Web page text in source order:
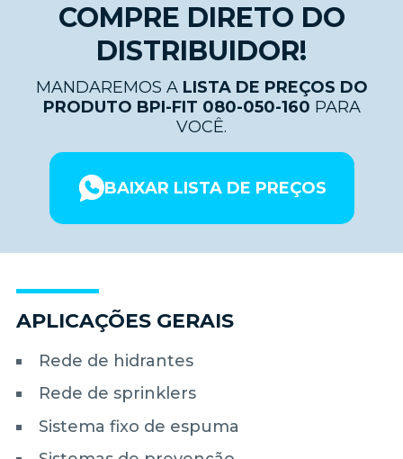
COMPRE DIRETO DO
DISTRIBUIDOR!
MANDAREMOS A LISTA DE PREÇOS DO
PRODUTO BPI-FIT 080-050-160 PARA
VOCÊ.
BAIXAR LISTA DE PREÇOS
APLICAÇÕES GERAIS
Rede de hidrantes
Rede de sprinklers
Sistema fixo de espuma